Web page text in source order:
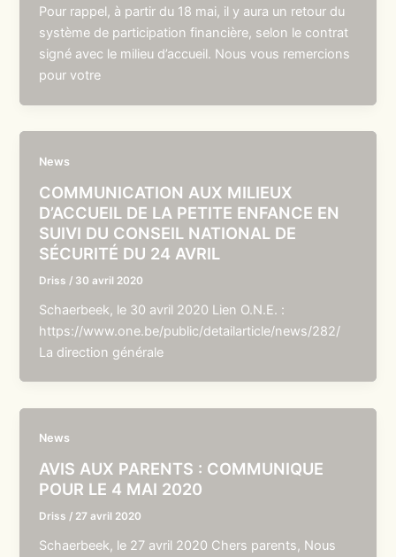
Pour rappel, à partir du 18 mai, il y aura un retour du
système de participation financière, selon le contrat
signé avec le milieu d’accueil. Nous vous remercions
pour votre
News
COMMUNICATION AUX MILIEUX
D’ACCUEIL DE LA PETITE ENFANCE EN
SUIVI DU CONSEIL NATIONAL DE
SÉCURITÉ DU 24 AVRIL
Driss / 30 avril 2020
Schaerbeek, le 30 avril 2020 Lien O.N.E. :
https://www.one.be/public/detailarticle/news/282/
La direction générale
News
AVIS AUX PARENTS : COMMUNIQUE
POUR LE 4 MAI 2020
Driss / 27 avril 2020
Schaerbeek, le 27 avril 2020 Chers parents, Nous